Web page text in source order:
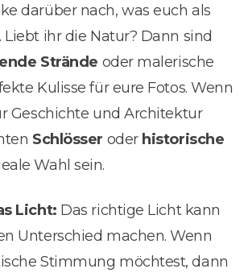
darüber nach, was euch als
Liebt ihr die Natur? Dann sind
Strände oder malerische
Kulisse für eure Fotos. Wenn
Geschichte und Architektur
Schlösser oder historische
Wahl sein.
Licht: Das richtige Licht kann
Unterschied machen. Wenn
Stimmung möchtest, dann